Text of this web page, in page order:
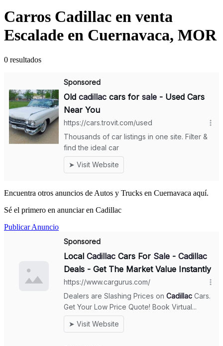
Carros Cadillac en venta
Escalade en Cuernavaca, MOR
0 resultados
Encuentra otros anuncios de Autos y Trucks en Cuernavaca aquí.
Sé el primero en anunciar en Cadillac
Publicar Anuncio